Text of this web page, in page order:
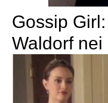
Gossip
Waldorf